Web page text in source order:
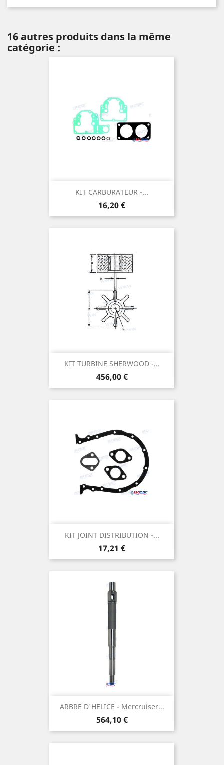
16 autres produits dans la même
catégorie :
KIT CARBURATEUR -...
Prix
16,20 €
KIT TURBINE SHERWOOD -...
Prix
456,00 €
KIT JOINT DISTRIBUTION -...
Prix
17,21 €
ARBRE D'HELICE - Mercruiser...
Prix
564,10 €